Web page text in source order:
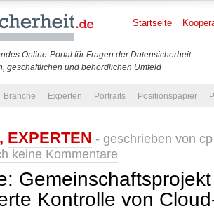
Online-Portal für Fragen der Datensicherheit
geschäftlichen und behördlichen Umfeld
Startseite
Branche Experten Portraits Positionspapier
, EXPERTEN - geschrieben von cp
keine Kommentare
Kontrolle von